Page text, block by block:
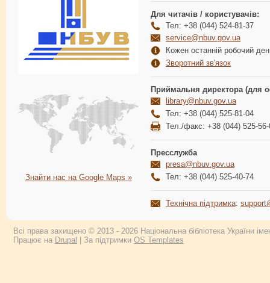
Знайти нас на Google Maps »
Для читачів / користувачів:
Тел: +38 (044) 524-81-37
service@nbuv.gov.ua
Кожен останній робочий
Зворотний зв'язок
Приймальня директора (для
library@nbuv.gov.ua
Тел: +38 (044) 525-81-04
Тел./факс: +38 (044) 525-56-
Пресслужба
presa@nbuv.gov.ua
Тел: +38 (044) 525-40-74
Технічна підтримка:
Всі права захищено © 2013 - 2026 Національна бібліотека України
Працює на Drupal | За підтримки OS Templates